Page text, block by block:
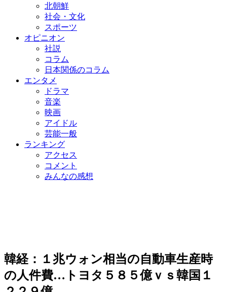
北朝鮮
社会・文化
スポーツ
オピニオン
社説
コラム
日本関係のコラム
エンタメ
ドラマ
音楽
映画
アイドル
芸能一般
ランキング
アクセス
コメント
みんなの感想
韓経：１兆ウォン相当の自動車生産時
の人件費…トヨタ５８５億ｖｓ韓国１